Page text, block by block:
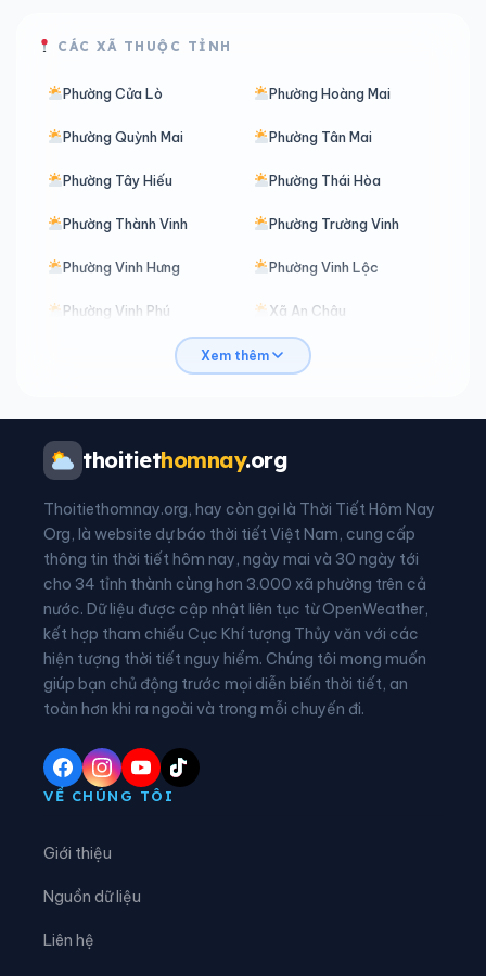
CÁC XÃ THUỘC TỈNH
Phường Cửa Lò Phường Hoàng Mai
Phường Quỳnh Mai Phường Tân Mai
Phường Tây Hiếu Phường Thái Hòa
Phường Thành Vinh Phường Trường Vinh
Phường Vinh Hưng Phường Vinh Lộc
Phường Vinh Phú Xã An Châu
Xã Anh Sơn Đông
Xã Bạch Ngọc
Xã Bình Chuẩn
Xã Cam Phục Xã Cát Ngạn
Xã Châu Bình Xã Châu Hồng
Xã Châu Khê Xã Châu Lộc
Xã Châu Tiến Xã Chiêu Lưu
Xã Con Cuông Xã Đại Đồng
Xã Đại Huệ
Xã Đô Lương
Xem thêm
thoitiethomnay.org
Thoitiethomnay.org, hay còn gọi là Thời Tiết Hôm Nay
Org, là website dự báo thời tiết Việt Nam, cung cấp
thông tin thời tiết hôm nay, ngày mai và 30 ngày tới
cho 34 tỉnh thành cùng hơn 3.000 xã phường trên cả
nước. Dữ liệu được cập nhật liên tục từ OpenWeather,
kết hợp tham chiếu Cục Khí tượng Thủy văn với các
hiện tượng thời tiết nguy hiểm. Chúng tôi mong muốn
giúp bạn chủ động trước mọi diễn biến thời tiết, an
toàn hơn khi ra ngoài và trong mỗi chuyến đi.
VỀ CHÚNG TÔI
Giới thiệu
Nguồn dữ liệu
Liên hệ